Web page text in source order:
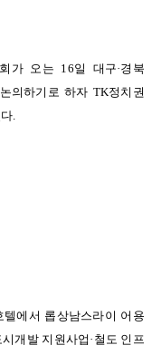
가 오는 16일 대구·경북
의하기로 하자 TK정치권
.
텔에서 롭상남스라이 어용
개발 지원사업 · 철도 인프